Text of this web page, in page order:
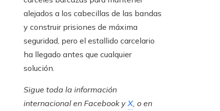
alejados a los cabecillas de las bandas
y construir prisiones de máxima
seguridad, pero el estallido carcelario
ha llegado antes que cualquier
solución.
Sigue toda la información
internacional en FacebookyX, o en